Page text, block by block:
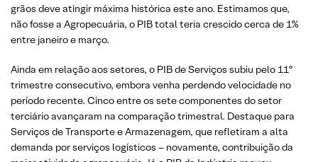
grãos deve atingir máxima histórica este ano. Estimamos que,
não fosse a Agropecuária, o PIB total teria crescido cerca de 1%
entre janeiro e março.
Ainda em relação aos setores, o PIB de Serviços subiu pelo 11º
trimestre consecutivo, embora venha perdendo velocidade no
período recente. Cinco entre os sete componentes do setor
terciário avançaram na comparação trimestral. Destaque para
Serviços de Transporte e Armazenagem, que refletiram a alta
demanda por serviços logísticos – novamente, contribuição da